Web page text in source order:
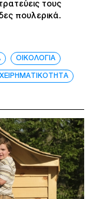
τους
πουλερικά.
ΟΙΚΟΛΟΓΙΑ